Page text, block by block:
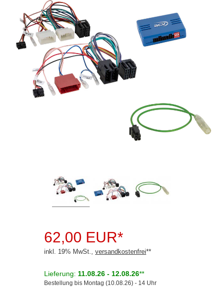
Lautsprecher
Multimedia
Navigationssoftware
Navigationssysteme
Rückfahrsysteme
Aktivsystemadapter
Antennenkabel
Antennensplitter
Antennenstab
62,00 EUR*
inkl. 19% MwSt., versandkostenfrei**
Lieferung: 11.08.26 - 12.08.26**
Bestellung bis Montag (10.08.26) - 14 Uhr